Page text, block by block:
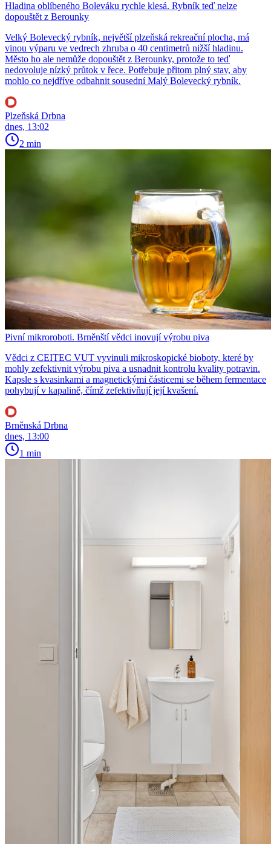
Hladina oblíbeného Boleváku rychle klesá. Rybník teď nelze
dopouštět z Berounky
Velký Bolevecký rybník, největší plzeňská rekreační plocha, má
vinou výparu ve vedrech zhruba o 40 centimetrů nižší hladinu.
Město ho ale nemůže dopouštět z Berounky, protože to teď
nedovoluje nízký průtok v řece. Potřebuje přitom plný stav, aby
mohlo co nejdříve odbahnit sousední Malý Bolevecký rybník.
Plzeňská Drbna
dnes, 13:02
2 min
Pivní mikroroboti. Brněnští vědci inovují výrobu piva
Vědci z CEITEC VUT vyvinuli mikroskopické bioboty, které by
mohly zefektivnit výrobu piva a usnadnit kontrolu kvality potravin.
Kapsle s kvasinkami a magnetickými částicemi se během fermentace
pohybují v kapalině, čímž zefektivňují její kvašení.
Brněnská Drbna
dnes, 13:00
1 min